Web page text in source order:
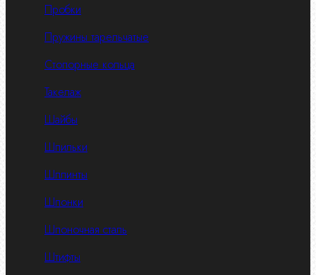
Пробки
Пружины тарельчатые
Стопорные кольца
Такелаж
Шайбы
Шпильки
Шплинты
Шпонки
Шпоночная сталь
Штифты